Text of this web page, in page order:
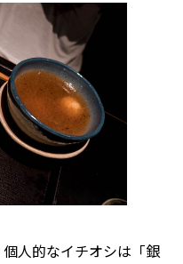
人的なイチオシは「銀